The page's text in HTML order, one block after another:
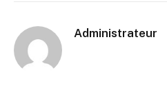
Administrateur